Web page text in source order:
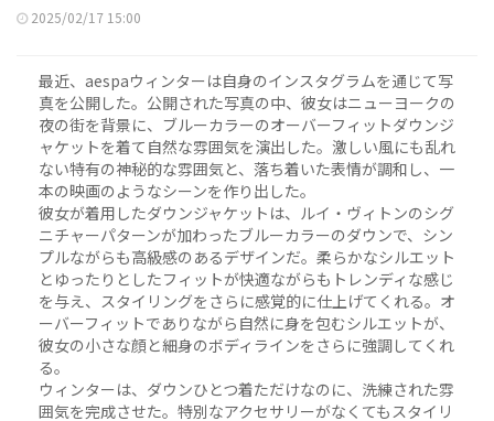
2025/02/17 15:00
最近、aespaウィンターは自身のインスタグラムを通じて写
真を公開した。公開された写真の中、彼女はニューヨークの
夜の街を背景に、ブルーカラーのオーバーフィットダウンジ
ャケットを着て自然な雰囲気を演出した。激しい風にも乱れ
ない特有の神秘的な雰囲気と、落ち着いた表情が調和し、一
本の映画のようなシーンを作り出した。
彼女が着用したダウンジャケットは、ルイ・ヴィトンのシグ
ニチャーパターンが加わったブルーカラーのダウンで、シン
プルながらも高級感のあるデザインだ。柔らかなシルエット
とゆったりとしたフィットが快適ながらもトレンディな感じ
を与え、スタイリングをさらに感覚的に仕上げてくれる。オ
ーバーフィットでありながら自然に身を包むシルエットが、
彼女の小さな顔と細身のボディラインをさらに強調してくれ
る。
ウィンターは、ダウンひとつ着ただけなのに、洗練された雰
囲気を完成させた。特別なアクセサリーがなくてもスタイリ